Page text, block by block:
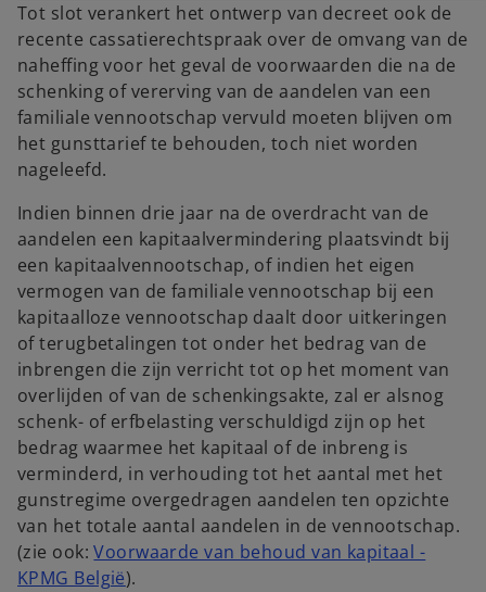
Tot slot verankert het ontwerp van decreet ook de
recente cassatierechtspraak over de omvang van de
naheffing voor het geval de voorwaarden die na de
schenking of vererving van de aandelen van een
familiale vennootschap vervuld moeten blijven om
het gunsttarief te behouden, toch niet worden
nageleefd.
Indien binnen drie jaar na de overdracht van de
aandelen een kapitaalvermindering plaatsvindt bij
een kapitaalvennootschap, of indien het eigen
vermogen van de familiale vennootschap bij een
kapitaalloze vennootschap daalt door uitkeringen
of terugbetalingen tot onder het bedrag van de
inbrengen die zijn verricht tot op het moment van
overlijden of van de schenkingsakte, zal er alsnog
schenk- of erfbelasting verschuldigd zijn op het
bedrag waarmee het kapitaal of de inbreng is
verminderd, in verhouding tot het aantal met het
gunstregime overgedragen aandelen ten opzichte
van het totale aantal aandelen in de vennootschap.
(zie ook:Voorwaarde van behoud van kapitaal -
KPMG België).